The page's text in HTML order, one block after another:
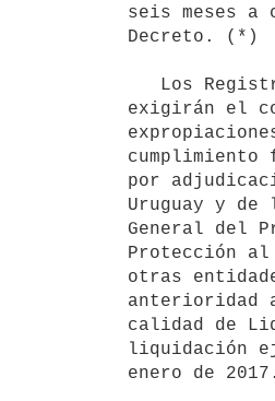
seis meses
Decreto. (*)
exigirán el
por
Uruguay y
General del
Protección
otras
anterioridad
calidad de
liquidación
enero de